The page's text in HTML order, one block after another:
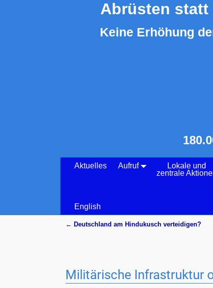
Abrüsten statt
Keine Erhöhung
Aktuelles Aufruf
Lokale und
zentrale
English
← Deutschland am Hindukusch verteidigen?
Militärische Infrastruktur